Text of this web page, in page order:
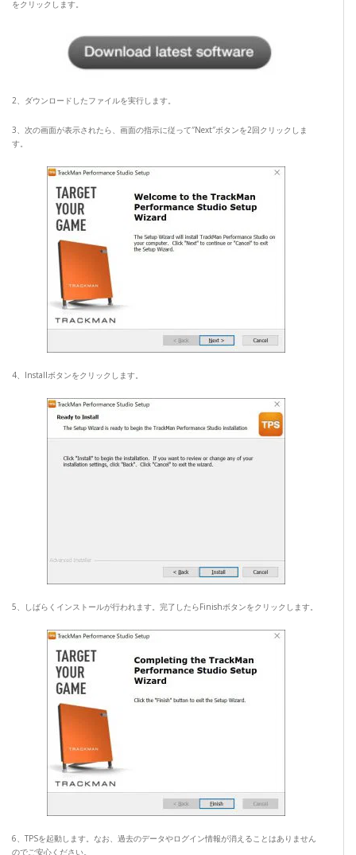
をクリックします。
2、ダウンロードしたファイルを実行します。
3、次の画面が表示されたら、画面の指示に従って″Next″ボタンを2回クリックしま
す。
4、Installボタンをクリックします。
5、しばらくインストールが行われます。完了したらFinishボタンをクリックします。
6、TPSを起動します。なお、過去のデータやログイン情報が消えることはありません
のでご安心ください。